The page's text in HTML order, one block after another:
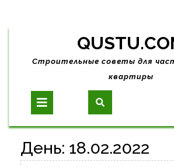
Skip
contentСтроительные советы для
квартиры
Open
Button
День: 18.02.2022